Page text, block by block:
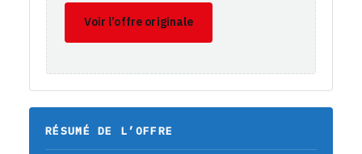
Voir l’offre originale
RÉSUMÉ DE L’OFFRE